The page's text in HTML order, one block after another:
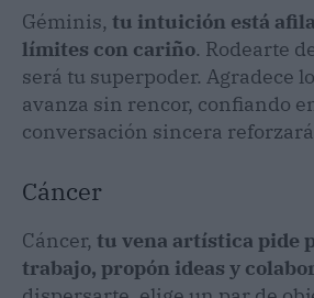
Géminis, tu intuición está
límites con cariño. Rodearte
será tu superpoder. Agradece
avanza sin rencor, confiando
conversación sincera
Cáncer
Cáncer, tu vena artística pide
trabajo, propón ideas y